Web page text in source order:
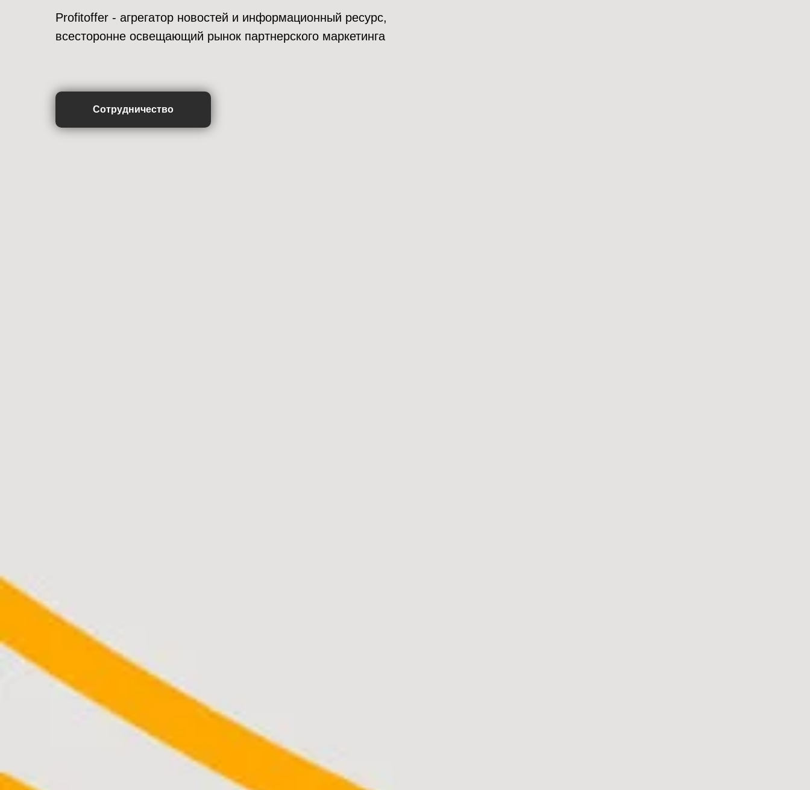
Profitoffer - агрегатор новостей и информационный ресурс,
всесторонне освещающий рынок партнерского маркетинга
Сотрудничество